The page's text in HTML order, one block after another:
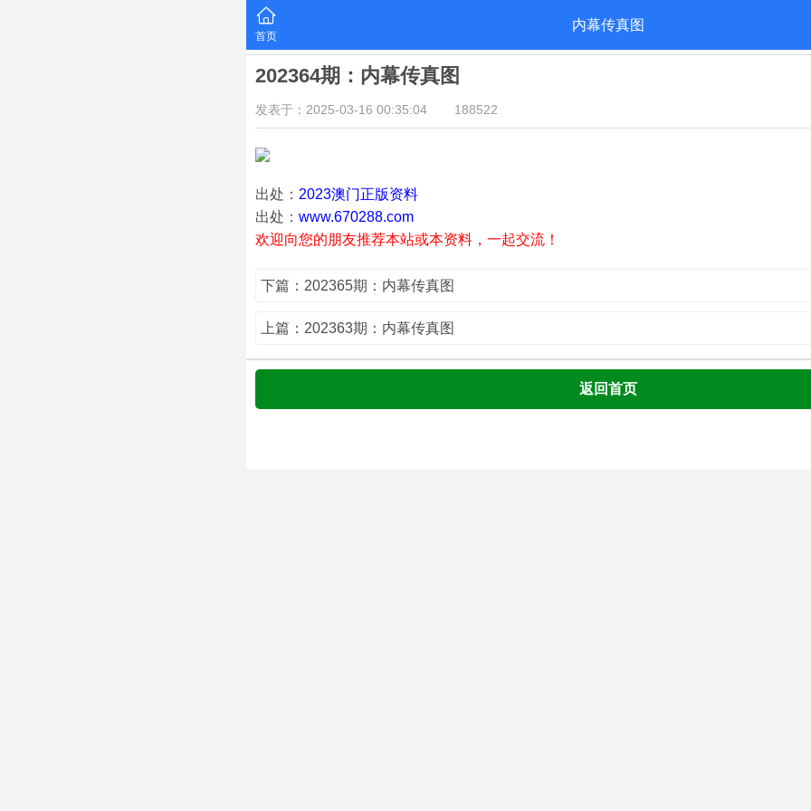
首页
内幕传真图
202364期：内幕传真图
发表于：2025-03-16 00:35:04 188522
出处： 2023澳门正版资料
出处： www.670288.com
欢迎向您的朋友推荐本站或本资料，一起交流！
下篇：202365期：内幕传真图
上篇：202363期：内幕传真图
返回首页